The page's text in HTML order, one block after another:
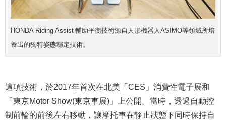
HONDA Riding Assist 輔助平衡技術源自人形機器人ASIMO等領域所培
養出的獨特姿態穩定技術。
這項技術，於2017年首次在北美「CES」消費性電子展和
「 東京Motor Show(東京車展)」上公開。當時，透過自動控
制前輪的前後左右移動，讓摩托車在靜止狀態下同時保持自